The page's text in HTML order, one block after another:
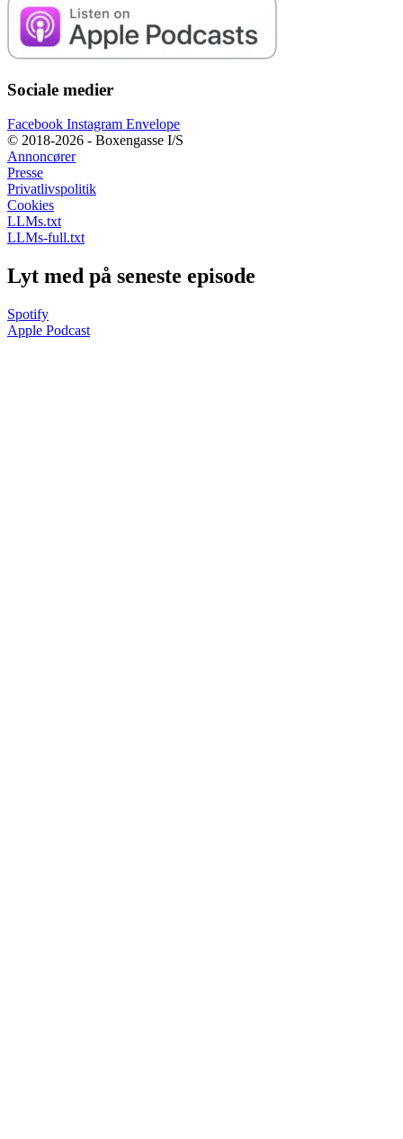
Sociale medier
Facebook Instagram Envelope
© 2018-2026 - Boxengasse I/S
Annoncører
Presse
Privatlivspolitik
Cookies
LLMs.txt
LLMs-full.txt
Lyt med på seneste episode
Spotify
Apple Podcast